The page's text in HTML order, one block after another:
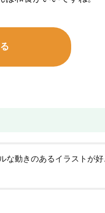
な動きのあるイラストが